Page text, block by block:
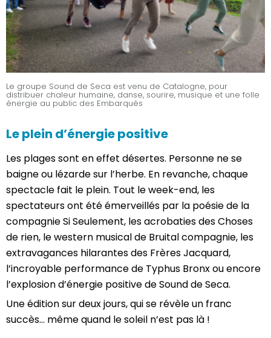
Le groupe Sound de Seca est venu de Catalogne, pour
distribuer chaleur humaine, danse, sourire, musique et une folle
énergie au public des Embarqués
Le plein d’énergie positive
Les plages sont en effet désertes. Personne ne se
baigne ou lézarde sur l’herbe. En revanche, chaque
spectacle fait le plein. Tout le week-end, les
spectateurs ont été émerveillés par la poésie de la
compagnie Si Seulement, les acrobaties des Choses
de rien, le western musical de Bruital compagnie, les
extravagances hilarantes des Frères Jacquard,
l’incroyable performance de Typhus Bronx ou encore
l’explosion d’énergie positive de Sound de Seca.
Une édition sur deux jours, qui se révèle un franc
succès… même quand le soleil n’est pas là !